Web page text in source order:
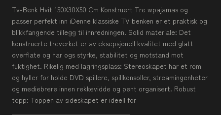
Tv-Benk Hvit 150X30X50 Cm Konstruert Tre wpajamas og
passer perfekt inn iDenne klassiske TV benken er et praktisk og
blikkfangende tillegg til innredningen. Solid materiale: Det
konstruerte treverket er av eksepsjonell kvalitet med glatt
overflate og har ogs styrke, stabilitet og motstand mot
fuktighet. Rikelig med lagringsplass: Stereoskapet har et rom
og hyller for holde DVD spillere, spillkonsoller, streamingenheter
og mediebrere innen rekkevidde og pent organisert. Robust
topp: Toppen av sideskapet er ideell for